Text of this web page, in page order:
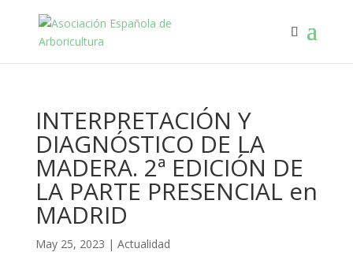
INTERPRETACIÓN Y
DIAGNÓSTICO DE LA
MADERA. 2ª EDICIÓN DE
LA PARTE PRESENCIAL en
MADRID
May 25, 2023 | Actualidad